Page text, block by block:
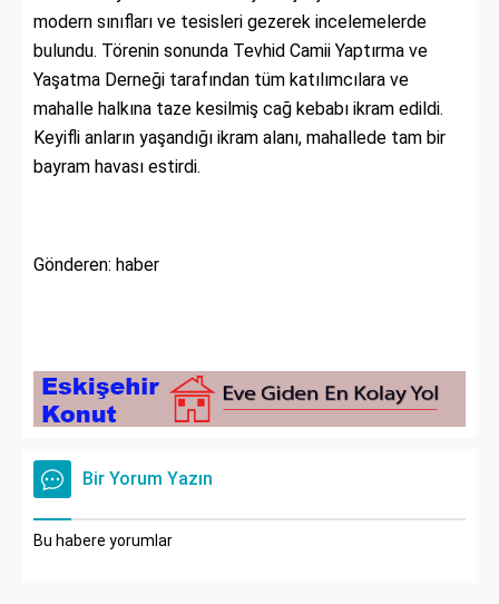
modern sınıfları ve tesisleri gezerek incelemelerde
bulundu. Törenin sonunda Tevhid Camii Yaptırma ve
Yaşatma Derneği tarafından tüm katılımcılara ve
mahalle halkına taze kesilmiş cağ kebabı ikram edildi.
Keyifli anların yaşandığı ikram alanı, mahallede tam bir
bayram havası estirdi.
Gönderen: haber
Bir Yorum Yazın
Bu habere yorumlar